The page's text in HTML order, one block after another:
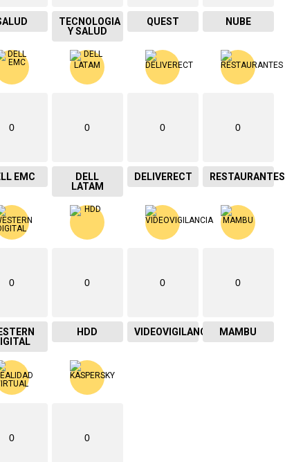
TECNOLOGIA
Y SALUD
QUEST NUBE
0
EMC
0
DELL
LATAM
0
DELIVERECT
0
RESTAURANTES
0 0
HDD
0
VIDEOVIGILANCIA
0
MAMBU
0 0